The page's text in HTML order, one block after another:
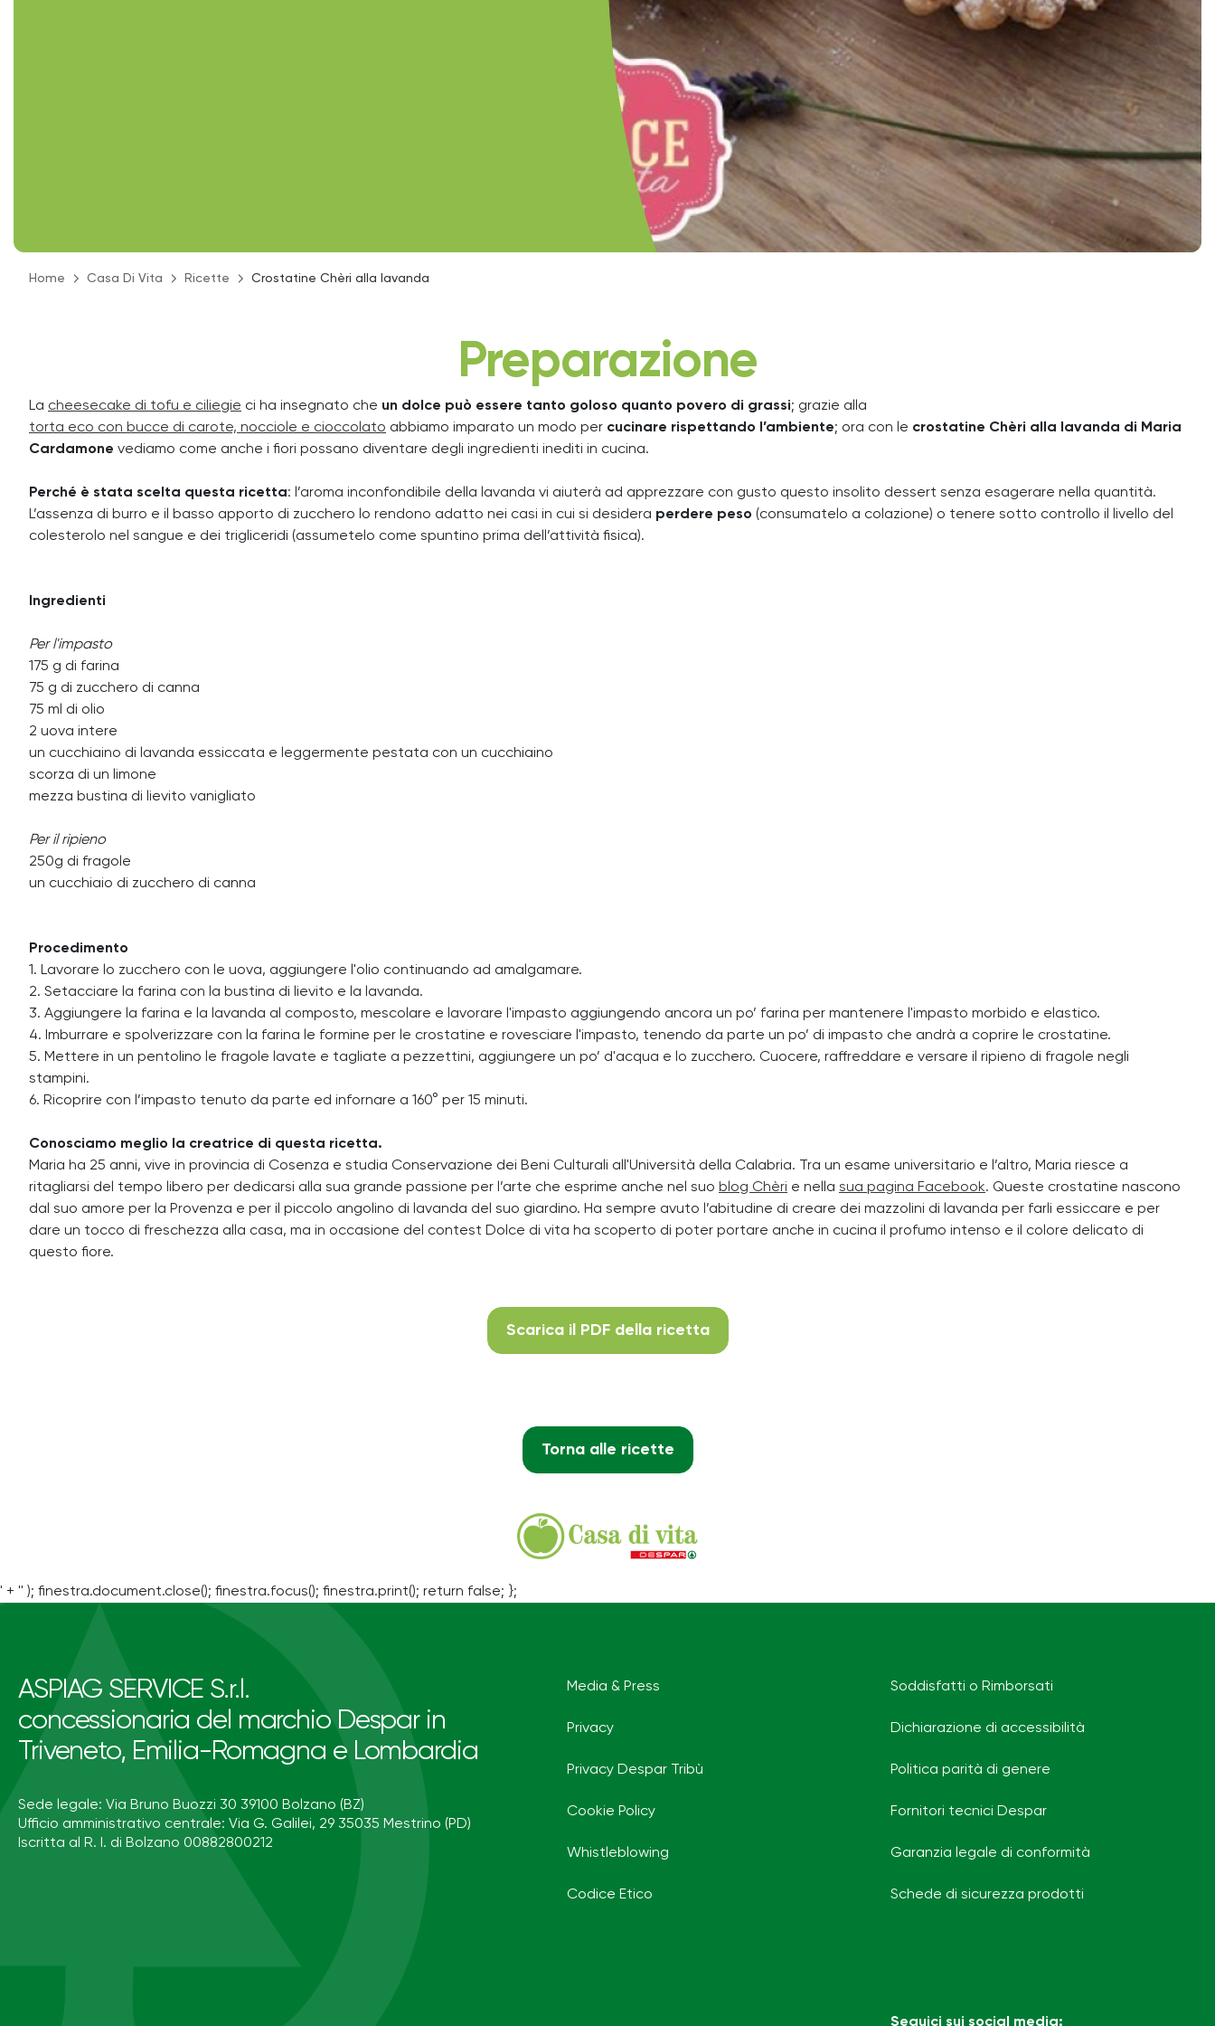
Home Casa Di Vita Ricette Crostatine Chèri alla lavanda
Preparazione
La cheesecake di tofu e ciliegie ci ha insegnato che un dolce può essere tanto goloso quanto povero di grassi; grazie alla
torta eco con bucce di carote, nocciole e cioccolato abbiamo imparato un modo per cucinare rispettando l’ambiente; ora con le crostatine Chèri alla lavanda di Maria
Cardamone vediamo come anche i fiori possano diventare degli ingredienti inediti in cucina.
Perché è stata scelta questa ricetta: l’aroma inconfondibile della lavanda vi aiuterà ad apprezzare con gusto questo insolito dessert senza esagerare nella quantità.
L’assenza di burro e il basso apporto di zucchero lo rendono adatto nei casi in cui si desidera perdere peso (consumatelo a colazione) o tenere sotto controllo il livello del
colesterolo nel sangue e dei trigliceridi (assumetelo come spuntino prima dell’attività fisica).
Ingredienti
Per l'impasto
175 g di farina
75 g di zucchero di canna
75 ml di olio
2 uova intere
un cucchiaino di lavanda essiccata e leggermente pestata con un cucchiaino
scorza di un limone
mezza bustina di lievito vanigliato
Per il ripieno
250g di fragole
un cucchiaio di zucchero di canna
Procedimento
1. Lavorare lo zucchero con le uova, aggiungere l'olio continuando ad amalgamare.
2. Setacciare la farina con la bustina di lievito e la lavanda.
3. Aggiungere la farina e la lavanda al composto, mescolare e lavorare l'impasto aggiungendo ancora un po’ farina per mantenere l'impasto morbido e elastico.
4. Imburrare e spolverizzare con la farina le formine per le crostatine e rovesciare l'impasto, tenendo da parte un po’ di impasto che andrà a coprire le crostatine.
5. Mettere in un pentolino le fragole lavate e tagliate a pezzettini, aggiungere un po’ d'acqua e lo zucchero. Cuocere, raffreddare e versare il ripieno di fragole negli
stampini.
6. Ricoprire con l’impasto tenuto da parte ed infornare a 160° per 15 minuti.
Conosciamo meglio la creatrice di questa ricetta.
Maria ha 25 anni, vive in provincia di Cosenza e studia Conservazione dei Beni Culturali all'Università della Calabria. Tra un esame universitario e l’altro, Maria riesce a
ritagliarsi del tempo libero per dedicarsi alla sua grande passione per l’arte che esprime anche nel suo blog Chèri e nella sua pagina Facebook. Queste crostatine nascono
dal suo amore per la Provenza e per il piccolo angolino di lavanda del suo giardino. Ha sempre avuto l’abitudine di creare dei mazzolini di lavanda per farli essiccare e per
dare un tocco di freschezza alla casa, ma in occasione del contest Dolce di vita ha scoperto di poter portare anche in cucina il profumo intenso e il colore delicato di
questo fiore.
Scarica il PDF della ricetta
Torna alle ricette
' + '' ); finestra.document.close(); finestra.focus(); finestra.print(); return false; };
ASPIAG SERVICE S.r.l.
concessionaria del marchio Despar in
Triveneto, Emilia-Romagna e Lombardia
Sede legale: Via Bruno Buozzi 30 39100 Bolzano (BZ)
Ufficio amministrativo centrale: Via G. Galilei, 29 35035 Mestrino (PD)
Iscritta al R. I. di Bolzano 00882800212
Media & Press
Privacy
Privacy Despar Tribù
Cookie Policy
Whistleblowing
Codice Etico
Soddisfatti o Rimborsati
Dichiarazione di accessibilità
Politica parità di genere
Fornitori tecnici Despar
Garanzia legale di conformità
Schede di sicurezza prodotti
Seguici sui social media: